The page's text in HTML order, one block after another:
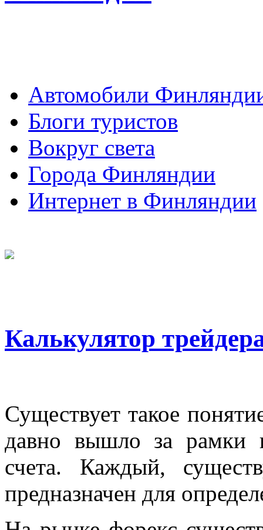
Автомобили
Блоги туристов
Вокруг света
Города Финляндии
Интернет в Финляндии
Калькулятор
Существует такое
давно вышло за рамки
счета. Каждый,
предназначен для